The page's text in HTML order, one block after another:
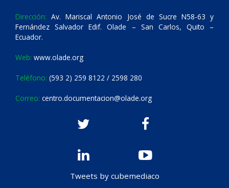
Dirección: Av. Mariscal Antonio José de Sucre N58-63 y
Fernández Salvador Edif. Olade – San Carlos, Quito –
Ecuador.
Web: www.olade.org
Teléfono: (593 2) 259 8122 / 2598 280
Correo: centro.documentacion@olade.org
Tweets by cubemediaco